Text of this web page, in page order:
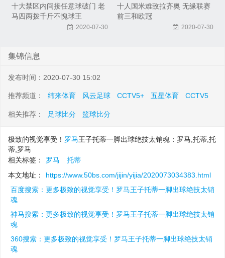
十大禁区内间接任意球破门 老
马四两拨千斤不愧球王
2020-07-30
十人国米难敌拉齐奥 无缘联赛
前三和欧冠
2020-07-30
集锦信息
发布时间：2020-07-30 15:02
推荐频道： 纬来体育 风云足球 CCTV5+ 五星体育 CCTV5
相关推荐： 足球比分 篮球比分
极致的视觉享受！ 罗马王子托蒂一脚出球绝技太销魂：罗马,托蒂,托
蒂,罗马
相关标签：
罗马
托蒂
本文地址：
https://www.50bs.com/jijin/yijia/2020073034383.html
百度搜索：更多极致的视觉享受！罗马王子托蒂一脚出球绝技太销
魂
神马搜索：更多极致的视觉享受！罗马王子托蒂一脚出球绝技太销
魂
360搜索：更多极致的视觉享受！罗马王子托蒂一脚出球绝技太销
魂